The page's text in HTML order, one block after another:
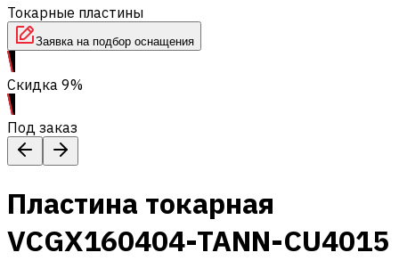
Токарные пластины
Заявка на подбор оснащения
Скидка 9%
Под заказ
Пластина токарная
VCGX160404-TANN-CU4015